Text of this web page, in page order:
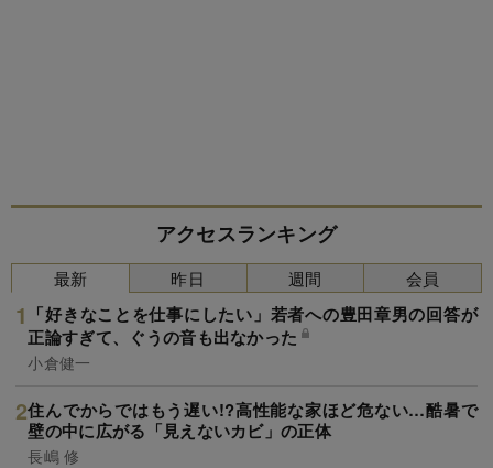
アクセスランキング
最新
「好きなことを仕事にしたい」若者への豊田章男の回答が
正論すぎて、ぐうの音も出なかった
小倉健一
住んでからではもう遅い!?高性能な家ほど危ない…酷暑で
壁の中に広がる「見えないカビ」の正体
長嶋 修
昨日 週間 会員